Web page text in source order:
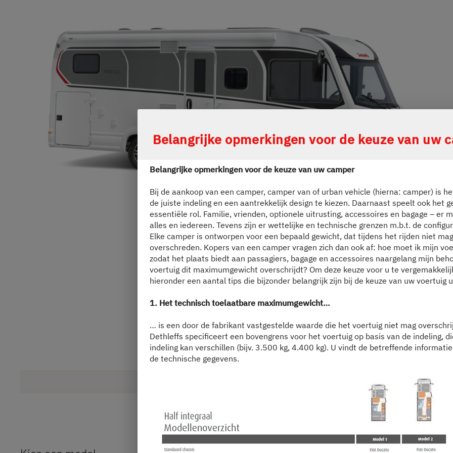
Vind uw dealer
Durch Scrolling wird der Button zum
Belangrijke opmerkingen voor de keuze van uw
Belangrijke opmerkingen voor de keuze van uw camper
Bij de aankoop van een camper, camper van of urban vehicle (hierna: camper) is
de juiste indeling en een aantrekkelijk design te kiezen. Daarnaast speelt ook het
essentiële rol. Familie, vrienden, optionele uitrusting, accessoires en bagage – er
alles en iedereen. Tevens zijn er wettelijke en technische grenzen m.b.t. de
Elke camper is ontworpen voor een bepaald gewicht, dat tijdens het rijden niet
overschreden. Kopers van een camper vragen zich dan ook af: hoe moet ik mijn
zodat het plaats biedt aan passagiers, bagage en accessoires naargelang mijn
voertuig dit maximumgewicht overschrijdt? Om deze keuze voor u te
hieronder een aantal tips die bijzonder belangrijk zijn bij de keuze van uw voertuig
1. Het technisch toelaatbare maximumgewicht…
… is een door de fabrikant vastgestelde waarde die het voertuig niet mag
Dethleffs specificeert een bovengrens voor het voertuig op basis van de indeling,
indeling kan verschillen (bijv. 3.500 kg, 4.400 kg). U vindt de betreffende
de technische gegevens.